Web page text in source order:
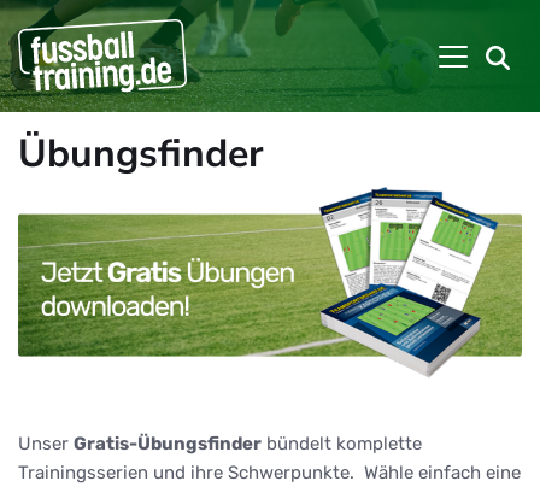
Übungsfinder
Unser Gratis-Übungsfinder bündelt komplette
Trainingsserien und ihre Schwerpunkte. Wähle einfach eine